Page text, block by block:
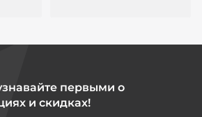
первыми о
и скидках!